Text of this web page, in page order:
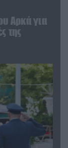
Αρκά για
της